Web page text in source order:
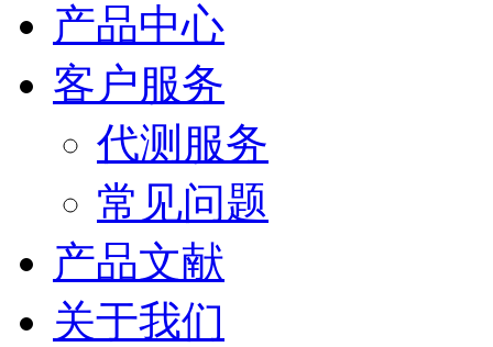
产品中心
客户服务
代测服务
常见问题
产品文献
关于我们